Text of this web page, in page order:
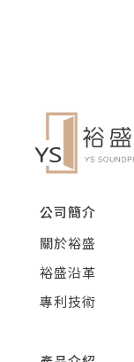
公司簡介
關於裕盛
裕盛沿革
專利技術